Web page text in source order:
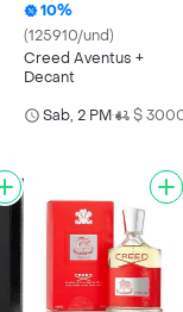
10%
(125910/und)
Creed Aventus +
Decant
Sab, 2 PM• $